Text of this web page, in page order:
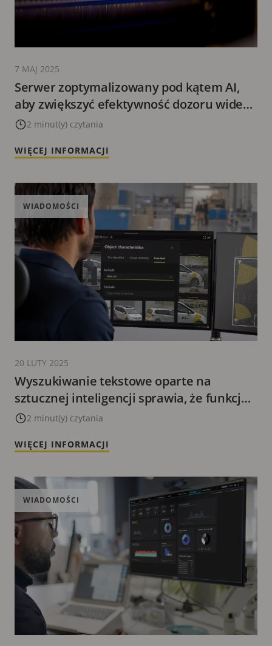
Serwer zoptymalizowany pod kątem AI,
aby zwiększyć efektywność dozoru wideo
nawet w zatłoczonych scenach
2 minut(y) czytania
7 MAJ 2025
WIĘCEJ INFORMACJI
Wyszukiwanie tekstowe oparte na
sztucznej inteligencji sprawia, że funkcja
wyszukiwania w aplikacji AXIS Camera
zaawansowana.
2 minut(y) czytania
WIADOMOŚCI
20 LUTY 2025
WIĘCEJ INFORMACJI
WIADOMOŚCI